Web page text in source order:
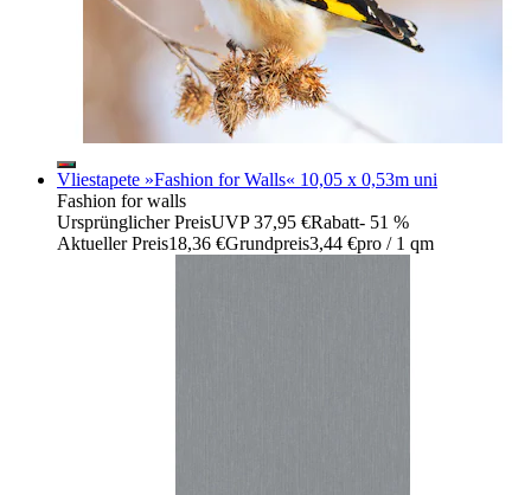
Vliestapete »Fashion for Walls« 10,05 x 0,53m uni
Fashion for walls
Ursprünglicher PreisUVP 37,95 €Rabatt- 51 %
Aktueller Preis18,36 €Grundpreis3,44 €pro / 1 qm